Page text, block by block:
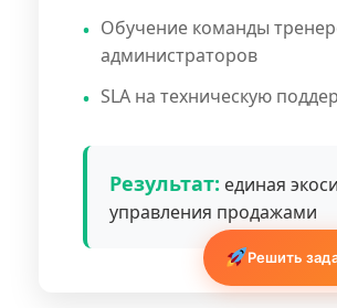
Обучение команды
администраторов
SLA на техническую
Результат: единая
управления продажами
Решить